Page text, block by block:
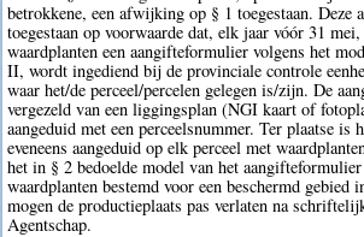
betrokkene, een afwijking op § 1 toegestaan.
toegestaan op voorwaarde dat, elk jaar vóór 31
waardplanten een aangifteformulier volgens het
II, wordt ingediend bij de provinciale controle
waar het/de perceel/percelen gelegen is/zijn. De
vergezeld van een liggingsplan (NGI kaart of
aangeduid met een perceelsnummer. Ter plaatse is
eveneens aangeduid op elk perceel met
het in § 2 bedoelde model van het
waardplanten bestemd voor een beschermd gebied
mogen de productieplaats pas verlaten na
Agentschap.